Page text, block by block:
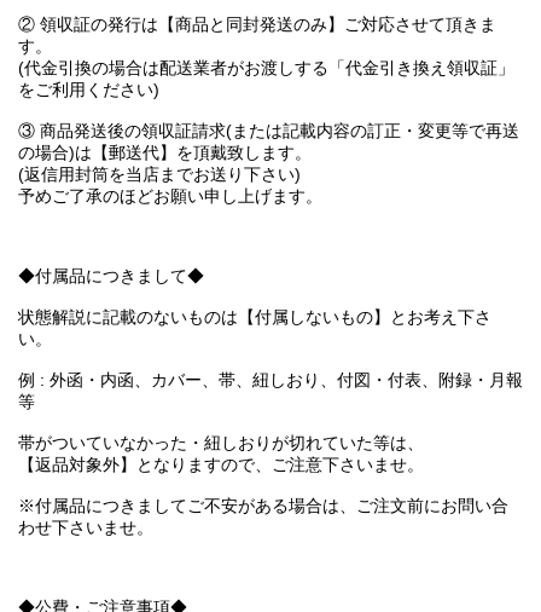
② 領収証の発行は【商品と同封発送のみ】ご対応させて頂きま
す。
(代金引換の場合は配送業者がお渡しする「代金引き換え領収証」
をご利用ください)
③ 商品発送後の領収証請求(または記載内容の訂正・変更等で再送
の場合)は【郵送代】を頂戴致します。
(返信用封筒を当店までお送り下さい)
予めご了承のほどお願い申し上げます。
◆付属品につきまして◆
状態解説に記載のないものは【付属しないもの】とお考え下さ
い。
例 : 外函・内函、カバー、帯、紐しおり、付図・付表、附録・月報
等
帯がついていなかった・紐しおりが切れていた等は、
【返品対象外】となりますので、ご注意下さいませ。
※付属品につきましてご不安がある場合は、ご注文前にお問い合
わせ下さいませ。
◆公費・ご注意事項◆